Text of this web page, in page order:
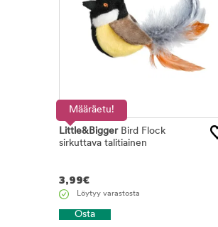
Määräetu!
Little&BiggerBird Flock
sirkuttava talitiainen
3,99€
Löytyy varastosta
Osta